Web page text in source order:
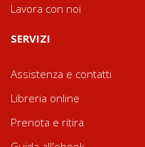
Lavora con noi
SERVIZI
Assistenza e contatti
Libreria online
Prenota e ritira